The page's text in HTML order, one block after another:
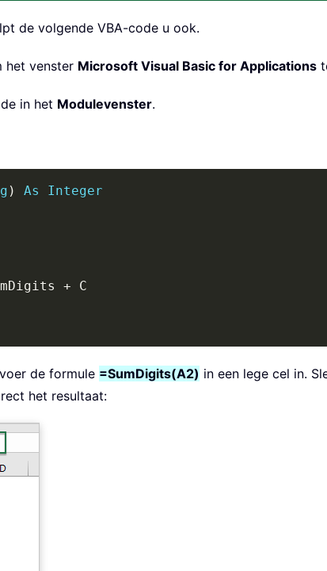
de volgende VBA-code u ook.
het venster Microsoft Visual Basic for Applications
in het Modulevenster.
) As
Integer
+
de formule =SumDigits(A2) in een lege cel in.
het resultaat: